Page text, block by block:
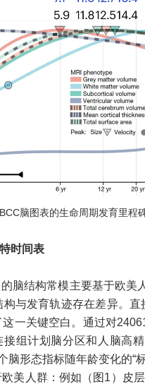
脑图表的生命周期发育里程
时间表
脑结构常模主要基于欧美
与发育轨迹存在差异。直
一关键空白。通过对
组计划脑分区和人脑高
形态指标随年龄变化的“
美人群：例如（图1）皮